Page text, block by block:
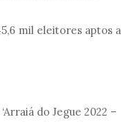
mil eleitores aptos a
do Jegue 2022 –